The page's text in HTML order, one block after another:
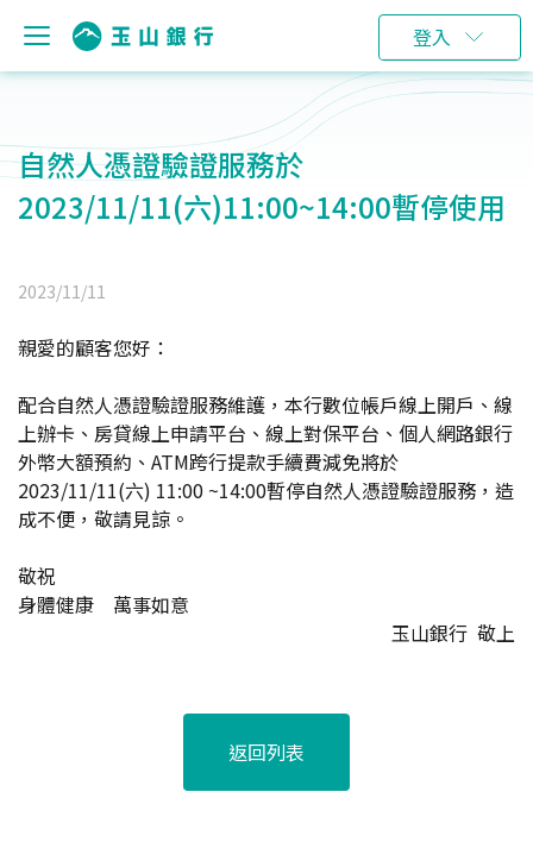
登入
自然人憑證驗證服務於
2023/11/11(六)11:00~14:00暫停使用
2023/11/11
親愛的顧客您好：
配合自然人憑證驗證服務維護，本行數位帳戶線上開戶、線
上辦卡、房貸線上申請平台、線上對保平台、個人網路銀行
外幣大額預約、ATM跨行提款手續費減免將於
2023/11/11(六) 11:00 ~14:00暫停自然人憑證驗證服務，造
成不便，敬請見諒。
敬祝
身體健康 萬事如意
玉山銀行 敬上
返回列表